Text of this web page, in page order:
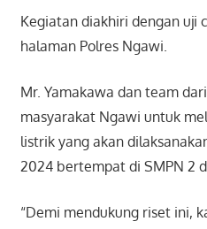
Kegiatan diakhiri dengan uji
halaman Polres Ngawi.
Mr. Yamakawa dan team
masyarakat Ngawi untuk
listrik yang akan
2024 bertempat di SMPN 2
“Demi mendukung riset ini,